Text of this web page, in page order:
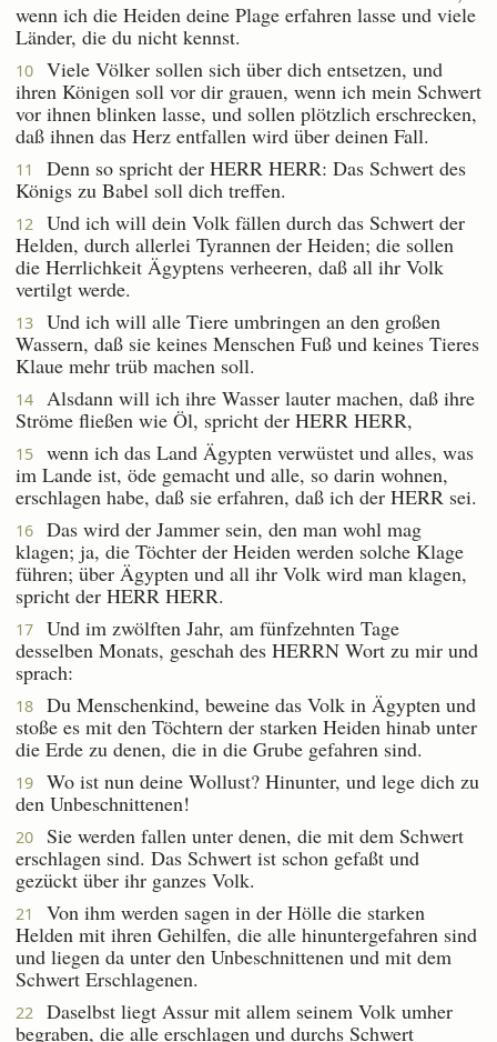
wenn ich die Heiden deine Plage erfahren lasse und viele
Länder, die du nicht kennst.
10
Viele Völker sollen sich über dich entsetzen, und
ihren Königen soll vor dir grauen, wenn ich mein Schwert
vor ihnen blinken lasse, und sollen plötzlich erschrecken,
daß ihnen das Herz entfallen wird über deinen Fall.
11
Denn so spricht der HERR HERR: Das Schwert des
Königs zu Babel soll dich treffen.
12
Und ich will dein Volk fällen durch das Schwert der
Helden, durch allerlei Tyrannen der Heiden; die sollen
die Herrlichkeit Ägyptens verheeren, daß all ihr Volk
vertilgt werde.
13
Und ich will alle Tiere umbringen an den großen
Wassern, daß sie keines Menschen Fuß und keines Tieres
Klaue mehr trüb machen soll.
14
Alsdann will ich ihre Wasser lauter machen, daß ihre
Ströme fließen wie Öl, spricht der HERR HERR,
15
wenn ich das Land Ägypten verwüstet und alles, was
im Lande ist, öde gemacht und alle, so darin wohnen,
erschlagen habe, daß sie erfahren, daß ich der HERR sei.
16
Das wird der Jammer sein, den man wohl mag
klagen; ja, die Töchter der Heiden werden solche Klage
führen; über Ägypten und all ihr Volk wird man klagen,
spricht der HERR HERR.
17
Und im zwölften Jahr, am fünfzehnten Tage
desselben Monats, geschah des HERRN Wort zu mir und
sprach:
18
Du Menschenkind, beweine das Volk in Ägypten und
stoße es mit den Töchtern der starken Heiden hinab unter
die Erde zu denen, die in die Grube gefahren sind.
19
Wo ist nun deine Wollust? Hinunter, und lege dich zu
den Unbeschnittenen!
20
Sie werden fallen unter denen, die mit dem Schwert
erschlagen sind. Das Schwert ist schon gefaßt und
gezückt über ihr ganzes Volk.
21
Von ihm werden sagen in der Hölle die starken
Helden mit ihren Gehilfen, die alle hinuntergefahren sind
und liegen da unter den Unbeschnittenen und mit dem
Schwert Erschlagenen.
22
Daselbst liegt Assur mit allem seinem Volk umher
begraben, die alle erschlagen und durchs Schwert